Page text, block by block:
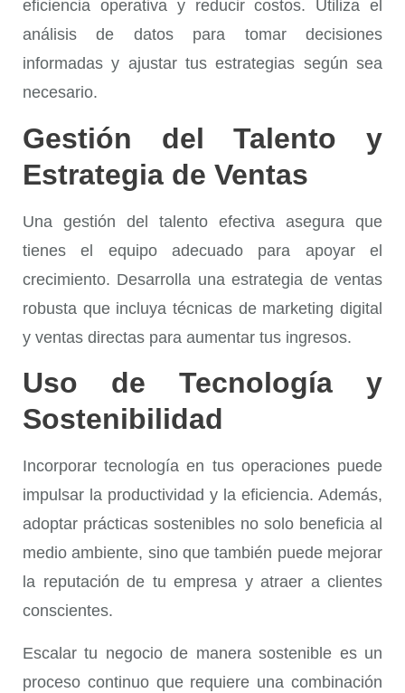
eficiencia operativa y reducir costos. Utiliza el
análisis de datos para tomar decisiones
informadas y ajustar tus estrategias según sea
necesario.
Gestión del Talento y
Estrategia de Ventas
Una gestión del talento efectiva asegura que
tienes el equipo adecuado para apoyar el
crecimiento. Desarrolla una estrategia de ventas
robusta que incluya técnicas de marketing digital
y ventas directas para aumentar tus ingresos.
Uso de Tecnología y
Sostenibilidad
Incorporar tecnología en tus operaciones puede
impulsar la productividad y la eficiencia. Además,
adoptar prácticas sostenibles no solo beneficia al
medio ambiente, sino que también puede mejorar
la reputación de tu empresa y atraer a clientes
conscientes.
Escalar tu negocio de manera sostenible es un
proceso continuo que requiere una combinación